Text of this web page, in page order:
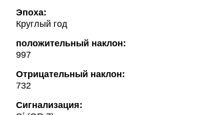
Эпоха:
Круглый год
положительный наклон:
997
Oтрицательный наклон:
732
Сигнализация: